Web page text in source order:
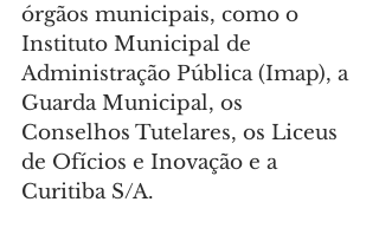
órgãos municipais, como o
Instituto Municipal de
Administração Pública (Imap), a
Guarda Municipal, os
Conselhos Tutelares, os Liceus
de Ofícios e Inovação e a
Curitiba S/A.